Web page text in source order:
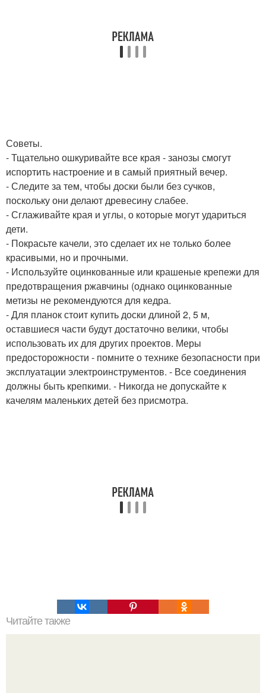
Советы.
- Тщательно ошкуривайте все края - занозы смогут
испортить настроение и в самый приятный вечер.
- Следите за тем, чтобы доски были без сучков,
поскольку они делают древесину слабее.
- Сглаживайте края и углы, о которые могут удариться
дети.
- Покрасьте качели, это сделает их не только более
красивыми, но и прочными.
- Используйте оцинкованные или крашеные крепежи для
предотвращения ржавчины (однако оцинкованные
метизы не рекомендуются для кедра.
- Для планок стоит купить доски длиной 2, 5 м,
оставшиеся части будут достаточно велики, чтобы
использовать их для других проектов. Меры
предосторожности - помните о технике безопасности при
эксплуатации электроинструментов. - Все соединения
должны быть крепкими. - Никогда не допускайте к
качелям маленьких детей без присмотра.
Читайте также